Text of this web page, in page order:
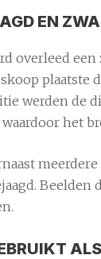
EN
overleed
plaatste
werden de
het
Beelden